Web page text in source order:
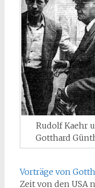
Rudolf Kaehr
Gotthard
Vorträge von
Zeit von den USA